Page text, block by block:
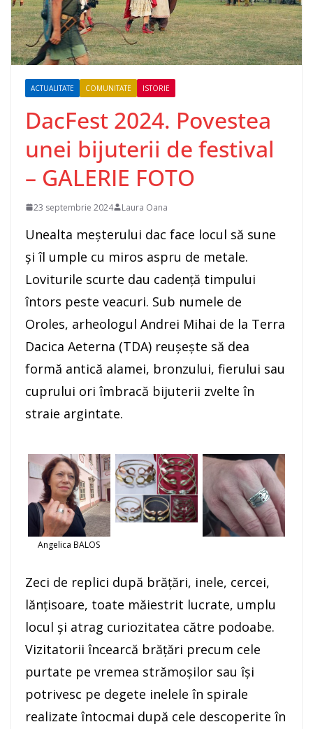
ACTUALITATE COMUNITATE ISTORIE
DacFest 2024. Povestea
unei bijuterii de festival
– GALERIE FOTO
23 septembrie 2024 Laura Oana
Unealta meşterului dac face locul să sune
şi îl umple cu miros aspru de metale.
Loviturile scurte dau cadenţă timpului
întors peste veacuri. Sub numele de
Oroles, arheologul Andrei Mihai de la Terra
Dacica Aeterna (TDA) reuşeşte să dea
formă antică alamei, bronzului, fierului sau
cuprului ori îmbracă bijuterii zvelte în
straie argintate.
Angelica BALOS
Zeci de replici după brăţări, inele, cercei,
lănţisoare, toate măiestrit lucrate, umplu
locul şi atrag curiozitatea către podoabe.
Vizitatorii încearcă brăţări precum cele
purtate pe vremea strămoşilor sau îşi
potrivesc pe degete inelele în spirale
realizate întocmai după cele descoperite în